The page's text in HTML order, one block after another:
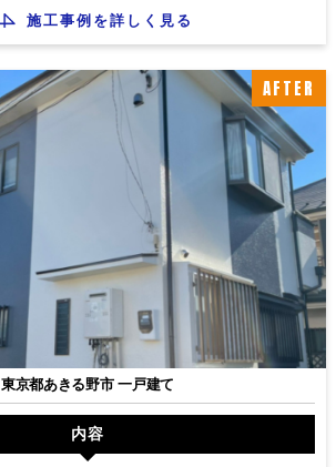
施工事例を詳しく見る
AFTER
東京都あきる野市 一戸建て
内容